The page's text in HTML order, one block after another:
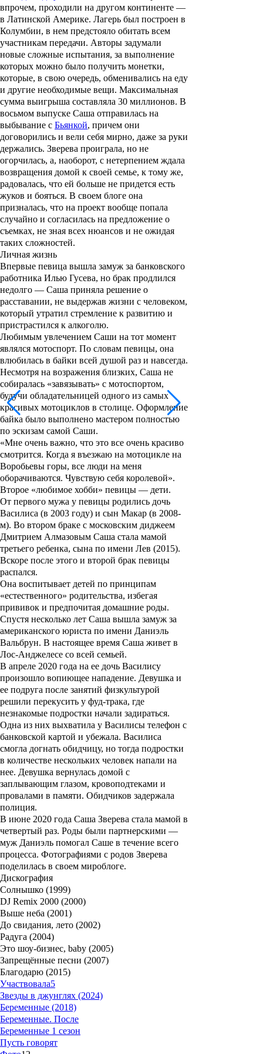
впрочем, проходили на другом континенте —
в Латинской Америке. Лагерь был построен в
Колумбии, в нем предстояло обитать всем
участникам передачи. Авторы задумали
новые сложные испытания, за выполнение
которых можно было получить монетки,
которые, в свою очередь, обменивались на еду
и другие необходимые вещи. Максимальная
сумма выигрыша составляла 30 миллионов. В
восьмом выпуске Саша отправилась на
выбывание с Бьянкой, причем они
договорились и вели себя мирно, даже за руки
держались. Зверева проиграла, но не
огорчилась, а, наоборот, с нетерпением ждала
возвращения домой к своей семье, к тому же,
радовалась, что ей больше не придется есть
жуков и бояться. В своем блоге она
призналась, что на проект вообще попала
случайно и согласилась на предложение о
съемках, не зная всех нюансов и не ожидая
таких сложностей.
Личная жизнь
Впервые певица вышла замуж за банковского
работника Илью Гусева, но брак продлился
недолго — Саша приняла решение о
расставании, не выдержав жизни с человеком,
который утратил стремление к развитию и
пристрастился к алкоголю.
Любимым увлечением Саши на тот момент
являлся мотоспорт. По словам певицы, она
влюбилась в байки всей душой раз и навсегда.
Несмотря на возражения близких, Саша не
собиралась «завязывать» с мотоспортом,
будучи обладательницей одного из самых
красивых мотоциклов в столице. Оформление
байка было выполнено мастером полностью
по эскизам самой Саши.
«Мне очень важно, что это все очень красиво
смотрится. Когда я въезжаю на мотоцикле на
Воробьевы горы, все люди на меня
оборачиваются. Чувствую себя королевой».
Второе «любимое хобби» певицы — дети.
От первого мужа у певицы родились дочь
Василиса (в 2003 году) и сын Макар (в 2008-
м). Во втором браке с московским диджеем
Дмитрием Алмазовым Саша стала мамой
третьего ребенка, сына по имени Лев (2015).
Вскоре после этого и второй брак певицы
распался.
Она воспитывает детей по принципам
«естественного» родительства, избегая
прививок и предпочитая домашние роды.
Спустя несколько лет Саша вышла замуж за
американского юриста по имени Даниэль
Вальбрун. В настоящее время Саша живет в
Лос-Анджелесе со всей семьей.
В апреле 2020 года на ее дочь Василису
произошло вопиющее нападение. Девушка и
ее подруга после занятий физкультурой
решили перекусить у фуд-трака, где
незнакомые подростки начали задираться.
Одна из них выхватила у Василисы телефон с
банковской картой и убежала. Василиса
смогла догнать обидчицу, но тогда подростки
в количестве нескольких человек напали на
нее. Девушка вернулась домой с
заплывающим глазом, кровоподтеками и
провалами в памяти. Обидчиков задержала
полиция.
В июне 2020 года Саша Зверева стала мамой в
четвертый раз. Роды были партнерскими —
муж Даниэль помогал Саше в течение всего
процесса. Фотографиями с родов Зверева
поделилась в своем мироблоге.
Дискография
Солнышко (1999)
DJ Remix 2000 (2000)
Выше неба (2001)
До свидания, лето (2002)
Радуга (2004)
Это шоу-бизнес, baby (2005)
Запрещённые песни (2007)
Благодарю (2015)
Участвовала5
Звезды в джунглях (2024)
Беременные (2018)
Беременные. После
Беременные 1 сезон
Пусть говорят